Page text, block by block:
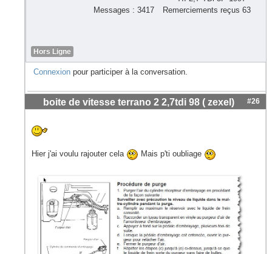
Messages : 3417
Remerciements reçus 63
Hors Ligne
Connexion pour participer à la conversation.
boite de vitesse terrano 2 2,7tdi 98 ( zexel) #26
Hier j'ai voulu rajouter cela Mais p'ti oubliage